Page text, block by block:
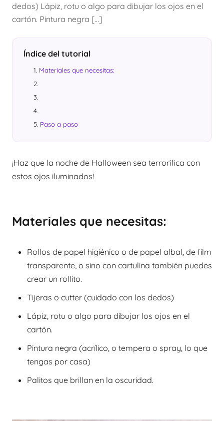
dedos) Lápiz, rotu o algo para dibujar los ojos en el
cartón. Pintura negra […]
Índice del tutorial
Materiales que necesitas:
Paso a paso
¡Haz que la noche de Halloween sea terrorífica con
estos ojos iluminados!
Materiales que necesitas:
Rollos de papel higiénico o de papel albal, de film
transparente, o sino con cartulina también puedes
crear un rollito.
Tijeras o cutter (cuidado con los dedos)
Lápiz, rotu o algo para dibujar los ojos en el
cartón.
Pintura negra (acrílico, o tempera o spray, lo que
tengas por casa)
Palitos que brillan en la oscuridad.